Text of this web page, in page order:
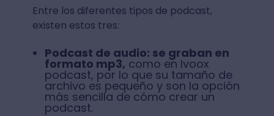
Entre los diferentes tipos de podcast,
existen estos tres:
Podcast de audio: se graban en
formato mp3, como en Ivoox
podcast, por lo que su tamaño de
archivo es pequeño y son la opción
más sencilla de cómo crear un
podcast.